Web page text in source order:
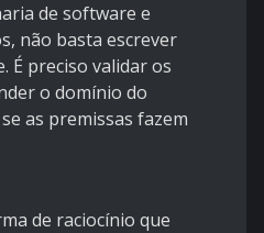
de software e
não basta escrever
É preciso validar os
o domínio do
as premissas fazem
de raciocínio que